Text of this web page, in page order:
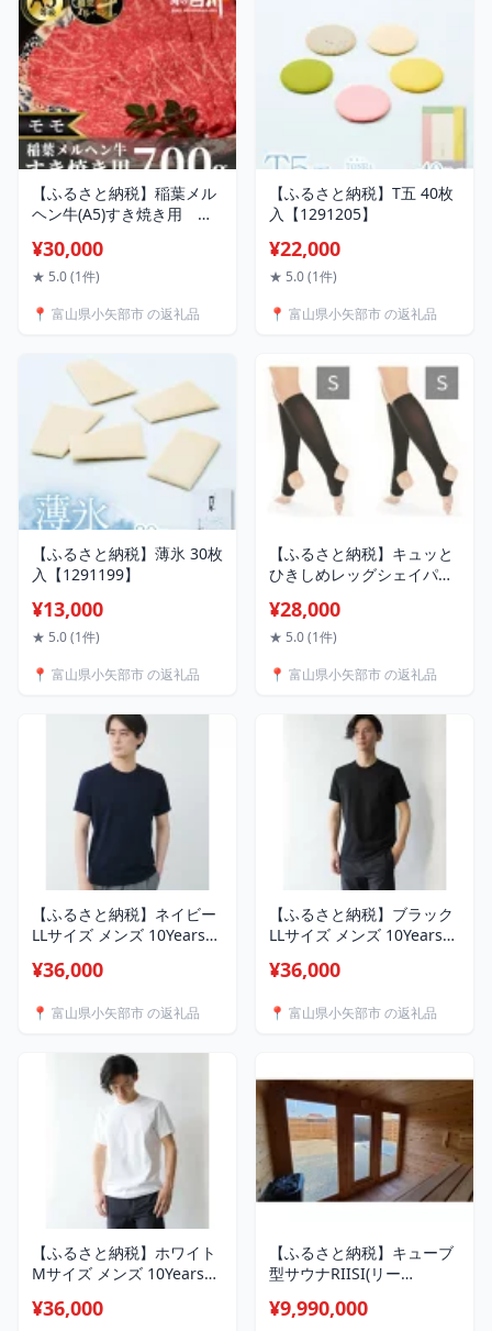
【ふるさと納税】稲葉メル
ヘン牛(A5)すき焼き用 モ
島・北海道・沖縄県・東
北・中国・四国・九州】
¥30,000
★ 5.0 (1件)
📍 富山県小矢部市 の返礼品
【ふるさと納税】T五 40枚
入【1291205】
¥22,000
★ 5.0 (1件)
📍 富山県小矢部市 の返礼品
【ふるさと納税】薄氷 30枚
入【1291199】
¥13,000
★ 5.0 (1件)
📍 富山県小矢部市 の返礼品
【ふるさと納税】キュッと
ひきしめレッグシェイパー
セット)【G1289576】
¥28,000
★ 5.0 (1件)
📍 富山県小矢部市 の返礼品
【ふるさと納税】ネイビー
LLサイズ メンズ 10Years
クルーネックTシャツ
¥36,000
📍 富山県小矢部市 の返礼品
【ふるさと納税】ブラック
LLサイズ メンズ 10Years
クルーネックTシャツ
¥36,000
📍 富山県小矢部市 の返礼品
【ふるさと納税】ホワイト
Mサイズ メンズ 10Years
クルーネックTシャツ
¥36,000
【ふるさと納税】キューブ
型サウナRIISI(リー
送料、全て込み)【配送不可
¥9,990,000